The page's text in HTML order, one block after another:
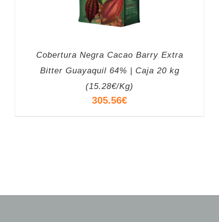
Cobertura Negra Cacao Barry Extra
Bitter Guayaquil 64% | Caja 20 kg
(15.28€/Kg)
305.56€